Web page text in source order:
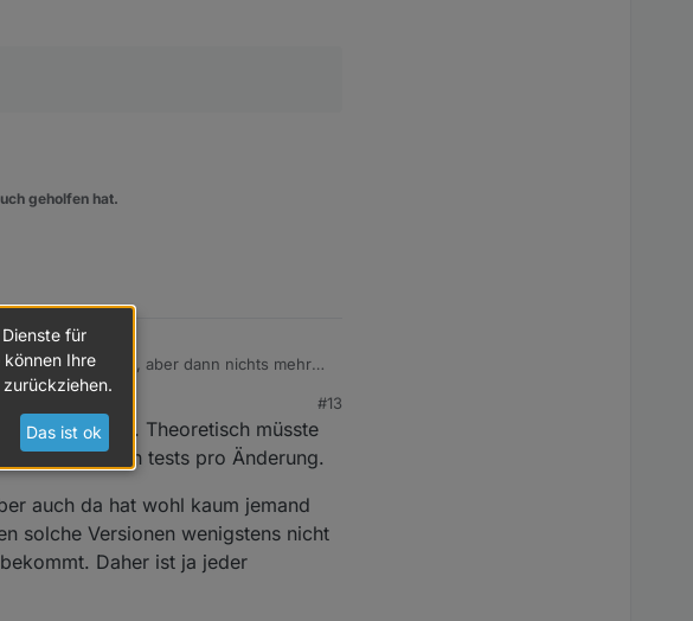
geholfen hat.
was rausbringt, aber dann nichts mehr
#13
react-v5). Theoretisch müsste
zig Stunden tests pro Änderung.
auch da hat wohl kaum jemand
solche Versionen wenigstens nicht
Daher ist ja jeder
für
Ihre
Das ist ok